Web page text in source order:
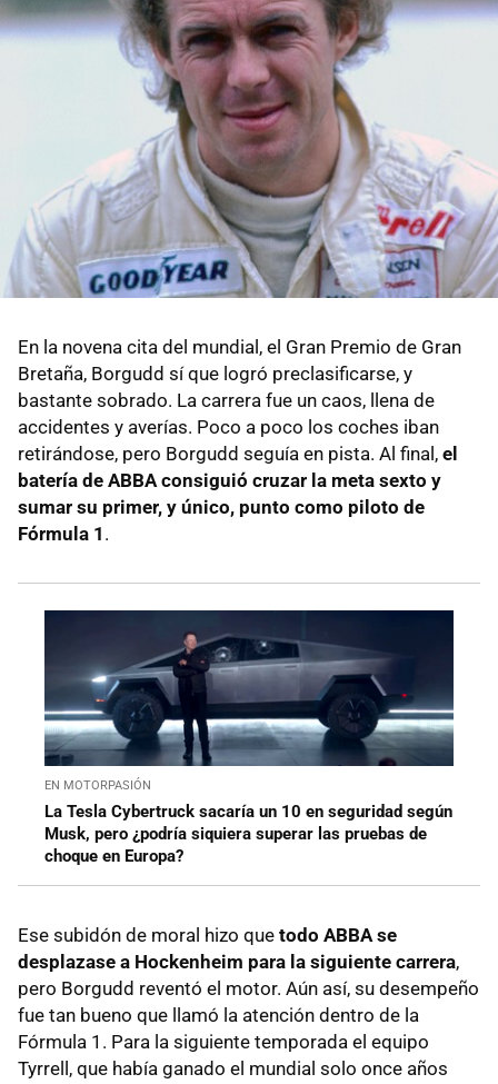
En la novena cita del mundial, el Gran Premio de Gran
Bretaña, Borgudd sí que logró preclasificarse, y
bastante sobrado. La carrera fue un caos, llena de
accidentes y averías. Poco a poco los coches iban
retirándose, pero Borgudd seguía en pista. Al final, el
batería de ABBA consiguió cruzar la meta sexto y
sumar su primer, y único, punto como piloto de
Fórmula 1 .
EN MOTORPASIÓN
La Tesla Cybertruck sacaría un 10 en seguridad según
Musk, pero ¿podría siquiera superar las pruebas de
choque en Europa?
Ese subidón de moral hizo que todo ABBA se
desplazase a Hockenheim para la siguiente carrera,
pero Borgudd reventó el motor. Aún así, su desempeño
fue tan bueno que llamó la atención dentro de la
Fórmula 1. Para la siguiente temporada el equipo
Tyrrell, que había ganado el mundial solo once años